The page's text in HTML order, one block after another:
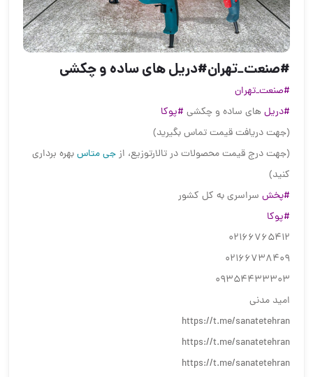
#صنعت_تهران#دریل های ساده و چکشی
#صنعت_تهران
#دریل های ساده و چکشی #پوکا
(جهت دریافت قیمت تماس بگیرید)
(جهت درج قیمت محصولات در تالارتوزیع، ازجی متاسبهره برداری
کنید)
#پخش سراسری به کل کشور
#پوکا
02166765412
02166738409
09354433303
امید مدنی
https://t.me/sanatetehran
https://t.me/sanatetehran
https://t.me/sanatetehran